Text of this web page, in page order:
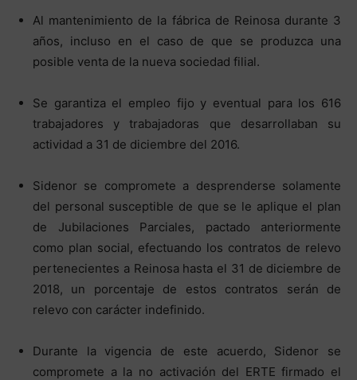
Al mantenimiento de la fábrica de Reinosa durante 3
años, incluso en el caso de que se produzca una
posible venta de la nueva sociedad filial.
Se garantiza el empleo fijo y eventual para los 616
trabajadores y trabajadoras que desarrollaban su
actividad a 31 de diciembre del 2016.
Sidenor se compromete a desprenderse solamente
del personal susceptible de que se le aplique el plan
de Jubilaciones Parciales, pactado anteriormente
como plan social, efectuando los contratos de relevo
pertenecientes a Reinosa hasta el 31 de diciembre de
2018, un porcentaje de estos contratos serán de
relevo con carácter indefinido.
Durante la vigencia de este acuerdo, Sidenor se
compromete a la no activación del ERTE firmado el